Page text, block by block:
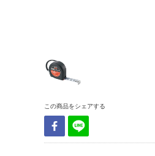
この商品をシェアする